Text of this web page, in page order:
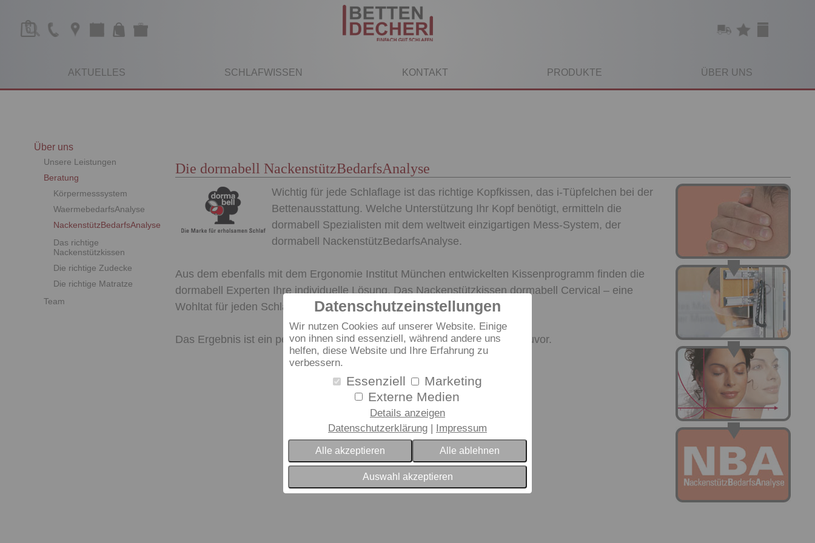
Datenschutzeinstellungen
Wir nutzen Cookies auf unserer Website. Einige
von ihnen sind essenziell, während andere uns
helfen, diese Website und Ihre Erfahrung zu
verbessern.
Essenziell
Marketing
Externe Medien
Details anzeigen
Datenschutzerklärung
Impressum
Alle akzeptieren Alle ablehnen
Auswahl akzeptieren
0
AKTUELLES SCHLAFWISSEN KONTAKT PRODUKTE ÜBER UNS
Über uns
Unsere Leistungen
Beratung
Körpermesssystem
WaermebedarfsAnalyse
NackenstützBedarfsAnalyse
Das richtige
Nackenstützkissen
Die richtige Zudecke
Die richtige Matratze
Team
Die dormabell NackenstützBedarfsAnalyse
Wichtig für jede Schlaflage ist das richtige Kopfkissen, das i-Tüpfelchen bei der
Bettenausstattung. Welche Unterstützung Ihr Kopf benötigt, ermitteln die
dormabell Spezialisten mit dem weltweit einzigartigen Mess-System, der
dormabell NackenstützBedarfsAnalyse.
Aus dem ebenfalls mit dem Ergonomie Institut München entwickelten Kissenprogramm finden die
dormabell Experten Ihre individuelle Lösung. Das Nackenstützkissen dormabell Cervical – eine
Wohltat für jeden Schläfer.
Das Ergebnis ist ein perfektes Bett, in dem Sie schlafen werden wie nie zuvor.